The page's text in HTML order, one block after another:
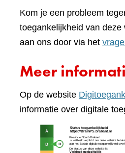
Kom je een probleem
toegankelijkheid van deze
aan ons door via het
Meer
Op de website
informatie over digitale